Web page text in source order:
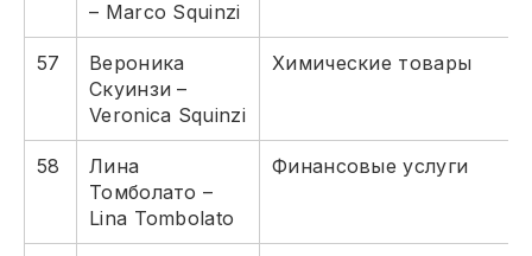
– Marco Squinzi
57
Вероника
Скуинзи –
Veronica Squinzi
Химические товары
58
Лина
Томболато –
Lina Tombolato
Финансовые услуги